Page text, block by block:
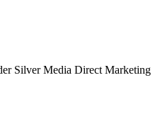
Silver Media Direct Marketing